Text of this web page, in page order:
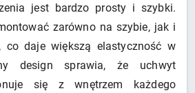
jest bardzo prosty i szybki.
zarówno na szybie, jak i
co daje większą elastyczność w
design sprawia, że uchwyt
się z wnętrzem każdego